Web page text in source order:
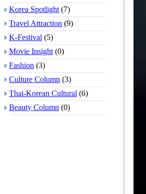
Korea Spotlight (7)
Travel Attraction (9)
K-Festival (5)
Movie Insight (0)
Fashion (3)
Culture Column (3)
Thai-Korean Cultural (6)
Beauty Column (0)